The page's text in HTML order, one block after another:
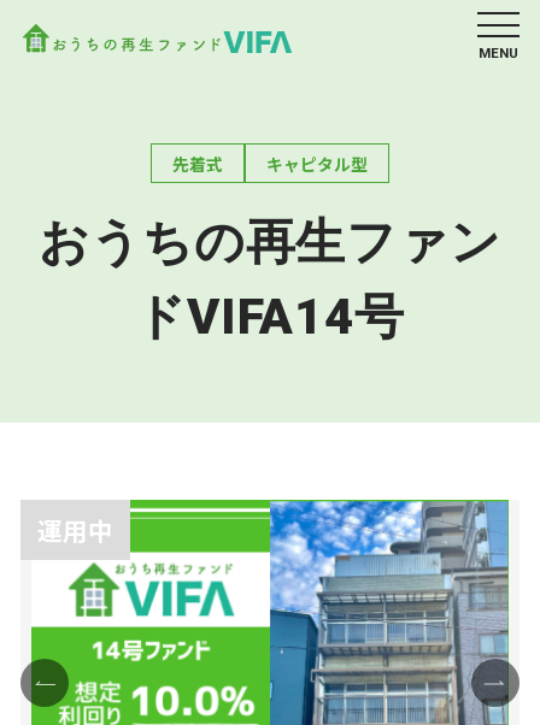
MENU
先着式 キャピタル型
おうちの再生ファン
ドVIFA14号
運用中